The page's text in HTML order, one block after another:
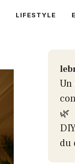
LIFESTYLE
Un
🌿
du